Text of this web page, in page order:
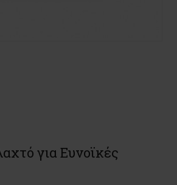
για Ευνοϊκές